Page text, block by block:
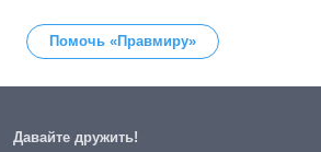
Помочь «Правмиру»
Давайте дружить!